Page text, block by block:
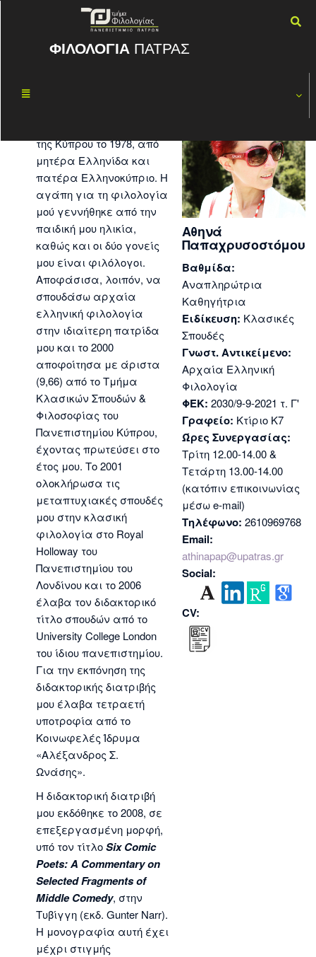
ΦΙΛΟΛΟΓΙΑ ΠΑΤΡΑΣ
της Κύπρου το 1978, από
μητέρα Ελληνίδα και
πατέρα Ελληνοκύπριο. Η
αγάπη για τη φιλολογία
μού γεννήθηκε από την
παιδική μου ηλικία,
καθώς και οι δύο γονείς
μου είναι φιλόλογοι.
Αποφάσισα, λοιπόν, να
σπουδάσω αρχαία
ελληνική φιλολογία
στην ιδιαίτερη πατρίδα
μου και το 2000
αποφοίτησα με άριστα
(9,66) από το Τμήμα
Κλασικών Σπουδών &
Φιλοσοφίας του
Πανεπιστημίου Κύπρου,
έχοντας πρωτεύσει στο
έτος μου. Το 2001
ολοκλήρωσα τις
μεταπτυχιακές σπουδές
μου στην κλασική
φιλολογία στο Royal
Holloway του
Πανεπιστημίου του
Λονδίνου και το 2006
έλαβα τον διδακτορικό
τίτλο σπουδών από το
University College London
του ίδιου πανεπιστημίου.
Για την εκπόνηση της
διδακτορικής διατριβής
μου έλαβα τετραετή
υποτροφία από το
Κοινωφελές Ίδρυμα
«Αλέξανδρος Σ.
Ωνάσης».
Η διδακτορική διατριβή
μου εκδόθηκε το 2008, σε
επεξεργασμένη μορφή,
υπό τον τίτλοSix Comic
Poets:A Commentaryon
SelectedFragmentsof
Middle Comedy, στην
Τυβίγγη (εκδ. Gunter Narr).
Η μονογραφία αυτή έχει
μέχρι στιγμής
Αθηνά
Παπαχρυσοστόμου
Βαθμίδα:
Αναπληρώτρια
Καθηγήτρια
Ειδίκευση: Κλασικές
Σπουδές
Γνωστ. Αντικείμενο:
Αρχαία Ελληνική
Φιλολογία
ΦΕΚ: 2030/9-9-2021 τ. Γ'
Γραφείο: Κτίριο Κ7
Ώρες Συνεργασίας:
Τρίτη 12.00-14.00 &
Τετάρτη 13.00-14.00
(κατόπιν επικοινωνίας
μέσω e-mail)
Τηλέφωνο: 2610969768
Email:
athinapap@upatras.gr
Social:
CV: